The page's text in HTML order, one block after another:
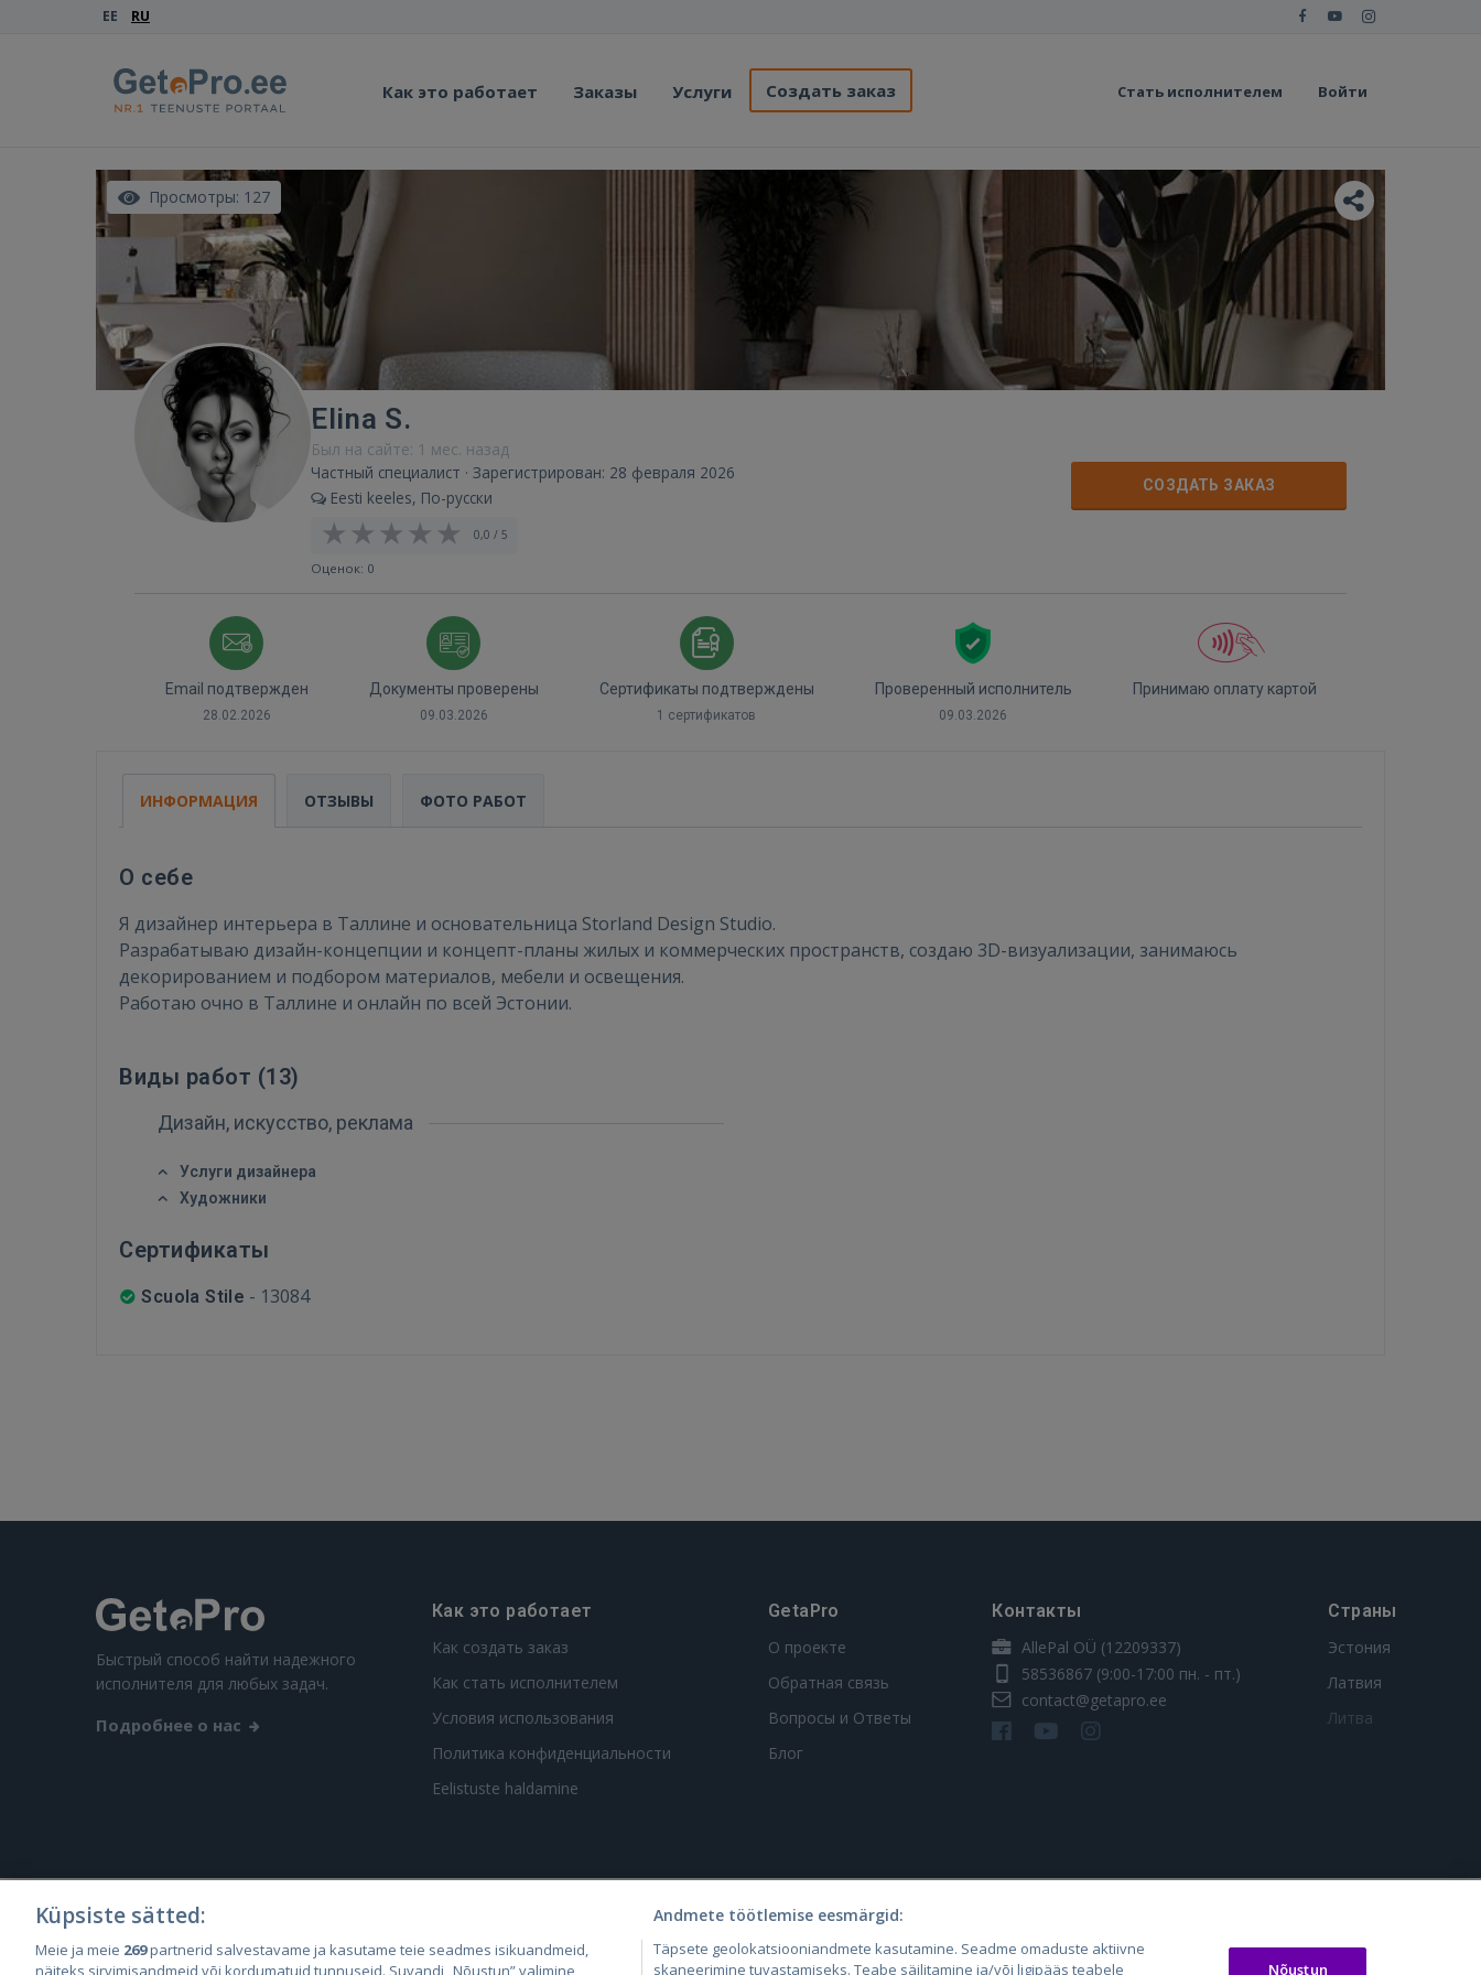
EE RU
Как это работает Заказы Услуги Создать заказ Стать исполнителем Войти
Просмотры: 127
Elina S.
Был на сайте: 1 мес. назад
Частный специалист · Зарегистрирован: 28 февраля 2026
Eesti keeles, По-русски
0,0 / 5
Оценок: 0
СОЗДАТЬ ЗАКАЗ
Email подтвержден
28.02.2026
Документы проверены
09.03.2026
Сертификаты подтверждены
1 сертификатов
Проверенный исполнитель
09.03.2026
Принимаю оплату картой
ИНФОРМАЦИЯ ОТЗЫВЫ ФОТО РАБОТ
О себе
Я дизайнер интерьера в Таллине и основательница Storland Design Studio.
Разрабатываю дизайн-концепции и концепт-планы жилых и коммерческих пространств, создаю 3D-визуализации, занимаюсь
декорированием и подбором материалов, мебели и освещения.
Работаю очно в Таллине и онлайн по всей Эстонии.
Виды работ (13)
Дизайн, искусство, реклама
Услуги дизайнера
Художники
Сертификаты
Scuola Stile - 13084
Быстрый способ найти надежного
исполнителя для любых задач.
Подробнее о нас
Как это работает
Как создать заказ
Как стать исполнителем
Условия использования
Политика конфиденциальности
Eelistuste haldamine
GetaPro
О проекте
Обратная связь
Вопросы и Ответы
Блог
Контакты
AllePal OÜ (12209337)
58536867 (9:00-17:00 пн. - пт.)
contact@getapro.ee
Страны
Эстония
Латвия
Литва
City24.lv
City24.ee
GetaPro.lv
GetaPro.ee
Skelbiu.lt
Autoplius.lt
Aruodas.lt
CVbankas.lt
Kainos.lt
Paslaugos.lt
auto24.ee
KV.ee
KuldneBörs.ee
Küpsiste sätted:
Meie ja meie 269partnerid salvestavame ja kasutame teie seadmes isikuandmeid,
näiteks sirvimisandmeid või kordumatuid tunnuseid. Suvandi „Nõustun” valimine
Andmete töötlemise eesmärgid:
Täpsete geolokatsiooniandmete kasutamine. Seadme omaduste aktiivne
skaneerimine tuvastamiseks. Teabe säilitamine ja/või ligipääs teabele
Nõustun